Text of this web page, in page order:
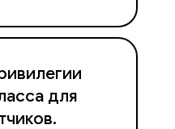
для